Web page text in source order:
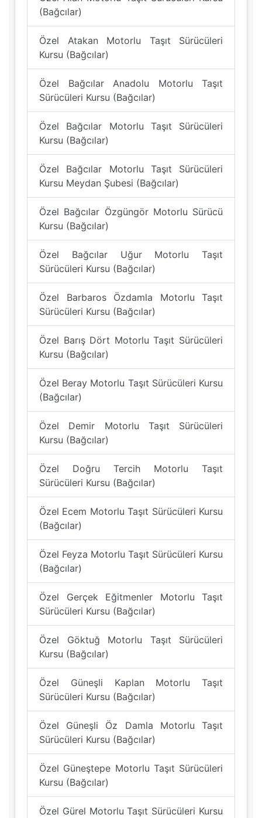
(Bağcılar)
Özel Atakan Motorlu Taşıt Sürücüleri
Kursu (Bağcılar)
Özel Bağcılar Anadolu Motorlu Taşıt
Sürücüleri Kursu (Bağcılar)
Özel Bağcılar Motorlu Taşıt Sürücüleri
Kursu (Bağcılar)
Özel Bağcılar Motorlu Taşıt Sürücüleri
Kursu Meydan Şubesi (Bağcılar)
Özel Bağcılar Özgüngör Motorlu Sürücü
Kursu (Bağcılar)
Özel Bağcılar Uğur Motorlu Taşıt
Sürücüleri Kursu (Bağcılar)
Özel Barbaros Özdamla Motorlu Taşıt
Sürücüleri Kursu (Bağcılar)
Özel Barış Dört Motorlu Taşıt Sürücüleri
Kursu (Bağcılar)
Özel Beray Motorlu Taşıt Sürücüleri Kursu
(Bağcılar)
Özel Demir Motorlu Taşıt Sürücüleri
Kursu (Bağcılar)
Özel Doğru Tercih Motorlu Taşıt
Sürücüleri Kursu (Bağcılar)
Özel Ecem Motorlu Taşıt Sürücüleri Kursu
(Bağcılar)
Özel Feyza Motorlu Taşıt Sürücüleri Kursu
(Bağcılar)
Özel Gerçek Eğitmenler Motorlu Taşıt
Sürücüleri Kursu (Bağcılar)
Özel Göktuğ Motorlu Taşıt Sürücüleri
Kursu (Bağcılar)
Özel Güneşli Kaplan Motorlu Taşıt
Sürücüleri Kursu (Bağcılar)
Özel Güneşli Öz Damla Motorlu Taşıt
Sürücüleri Kursu (Bağcılar)
Özel Güneştepe Motorlu Taşıt Sürücüleri
Kursu (Bağcılar)
Özel Gürel Motorlu Taşıt Sürücüleri Kursu